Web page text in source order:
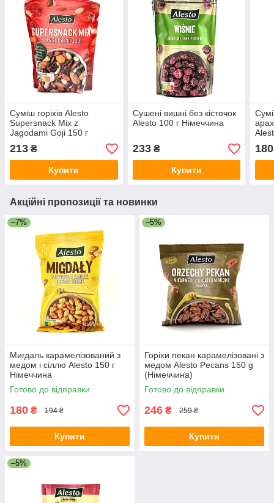
Суміш горіхів Alesto
Supersnack Mix z
Jagodami Goji 150 г
213 ₴
Купити
Сушені вишні без кісточок
Alesto 100 г Німеччина
233₴
Купити
180
Акційні пропозиції та новинки
–7%
Мигдаль карамелізований з
медом і сіллю Alesto 150 г
Німеччина
Готово до відправки
180 ₴ 194 ₴
Купити
–5%
Горіхи пекан карамелізовані з
медом Alesto Pecans 150 g
(Німеччина)
Готово до відправки
246 ₴ 259 ₴
Купити
–5%